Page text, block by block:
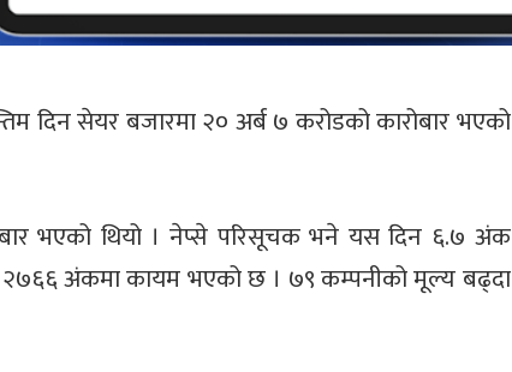
दिन सेयर बजारमा २० अर्ब ७ करोडको कारोबार भएको
भएको थियो । नेप्से परिसूचक भने यस दिन ६.७ अंक
अंकमा कायम भएको छ । ७९ कम्पनीको मूल्य बढ्दा